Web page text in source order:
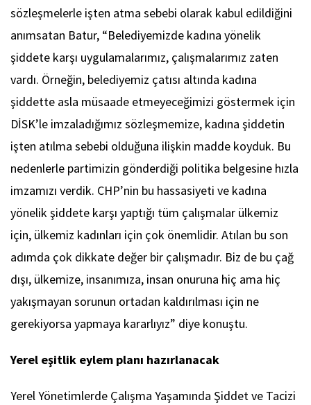
sözleşmelerle işten atma sebebi olarak kabul edildiğini
anımsatan Batur, “Belediyemizde kadına yönelik
şiddete karşı uygulamalarımız, çalışmalarımız zaten
vardı. Örneğin, belediyemiz çatısı altında kadına
şiddette asla müsaade etmeyeceğimizi göstermek için
DİSK’le imzaladığımız sözleşmemize, kadına şiddetin
işten atılma sebebi olduğuna ilişkin madde koyduk. Bu
nedenlerle partimizin gönderdiği politika belgesine hızla
imzamızı verdik. CHP’nin bu hassasiyeti ve kadına
yönelik şiddete karşı yaptığı tüm çalışmalar ülkemiz
için, ülkemiz kadınları için çok önemlidir. Atılan bu son
adımda çok dikkate değer bir çalışmadır. Biz de bu çağ
dışı, ülkemize, insanımıza, insan onuruna hiç ama hiç
yakışmayan sorunun ortadan kaldırılması için ne
gerekiyorsa yapmaya kararlıyız” diye konuştu.
Yerel eşitlik eylem planı hazırlanacak
Yerel Yönetimlerde Çalışma Yaşamında Şiddet ve Tacizi